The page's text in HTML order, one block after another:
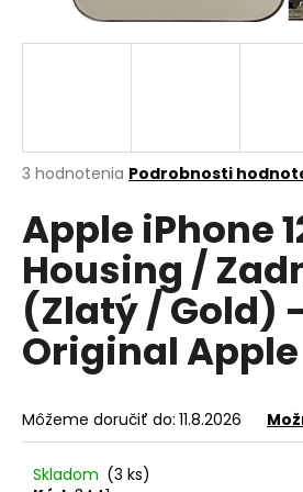
Priemerné
produktu
je
5,0
5
hviezdičiek.
3 hodnotenia Podrobnosti
Apple iPhone
Housing /
(Zlatý / Gold) -
Original Apple
Môžeme doručiť do: 11.8.2026
Skladom (3 ks)
j
?
HĽADAŤ
O
d
o
r
ú